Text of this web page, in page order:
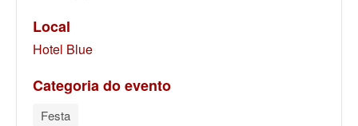
Local
Hotel Blue
Categoria do evento
Festa